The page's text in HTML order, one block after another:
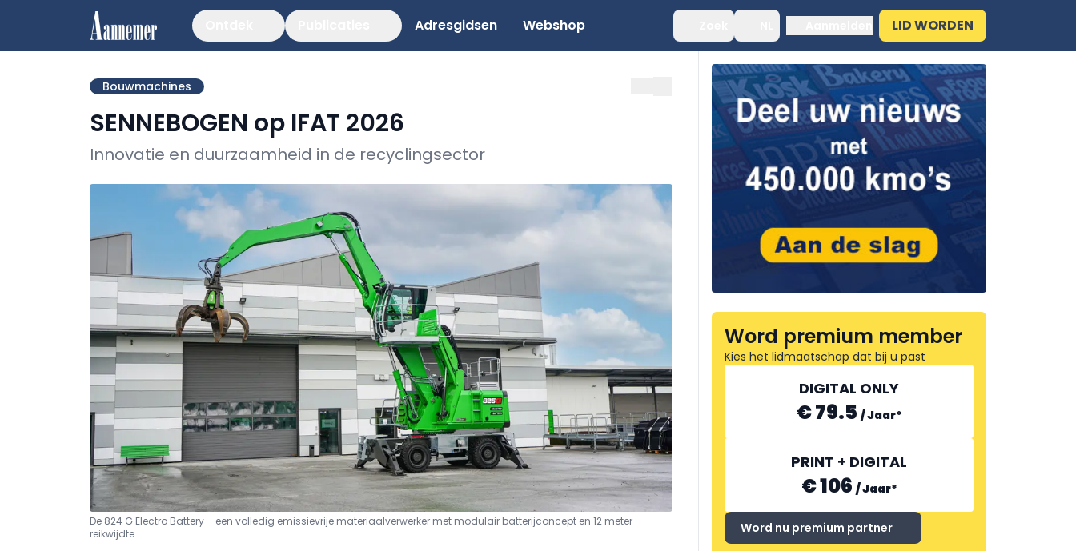
Adresgidsen Webshop LID WORDEN
Bouwmachines
SENNEBOGEN op IFAT 2026
Innovatie en duurzaamheid in de recyclingsector
De 824 G Electro Battery – een volledig emissievrije materiaalverwerker met modulair batterijconcept en 12 meter
reikwijdte
Word premium member
Kies het lidmaatschap dat bij u past
DIGITAL ONLY
€ 79.5 /Jaar*
PRINT + DIGITAL
€ 106 /Jaar*
Word nu premium partner